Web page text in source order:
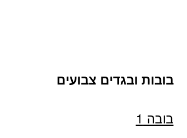
בובות ובגדים צבועים
בובה 1